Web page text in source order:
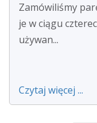
Zamówiliśmy
je w ciągu
używan...
Czytaj więcej ...